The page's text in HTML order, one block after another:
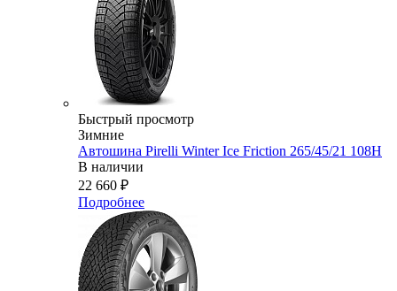
Быстрый просмотр
Зимние
Автошина Pirelli Winter Ice Friction 265/45/21 108H
В наличии
22 660 ₽
Подробнее